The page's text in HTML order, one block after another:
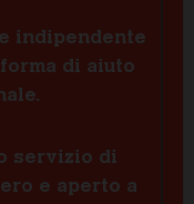
indipendente
di aiuto
servizio di
e aperto a